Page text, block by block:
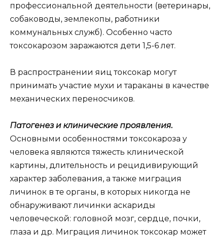
профессиональной деятельности (ветеринары,
собаководы, землекопы, работники
коммунальных служб). Особенно часто
токсокарозом заражаются дети 1,5-6 лет.
В распространении яиц токсокар могут
принимать участие мухи и тараканы в качестве
механических переносчиков.
Патогенез и клинические проявления.
Основными особенностями токсокароза у
человека являются тяжесть клинической
картины, длительность и рецидивирующий
характер заболевания, а также миграция
личинок в те органы, в которых никогда не
обнаруживают личинки аскариды
человеческой: головной мозг, сердце, почки,
глаза и др. Миграция личинок токсокар может